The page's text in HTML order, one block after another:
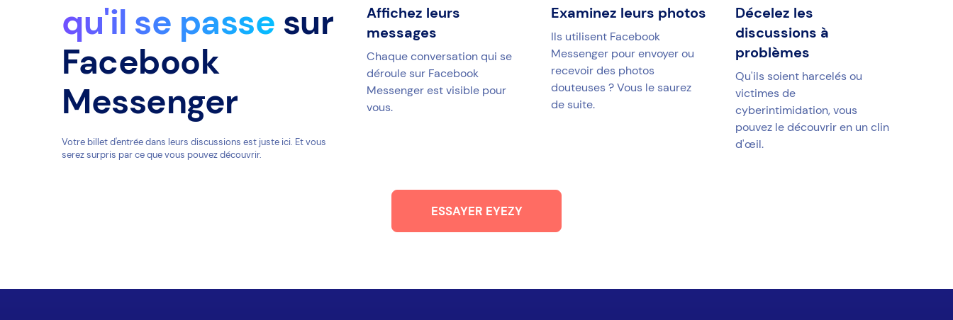
qu'il se passe sur
Facebook
Messenger
Votre billet d'entrée dans leurs discussions est juste ici. Et vous
serez surpris par ce que vous pouvez découvrir.
Affichez leurs
messages
Chaque conversation qui se
déroule sur Facebook
Messenger est visible pour
vous.
Examinez leurs photos
Ils utilisent Facebook
Messenger pour envoyer ou
recevoir des photos
douteuses ? Vous le saurez
de suite.
Décelez les
discussions à
problèmes
Qu'ils soient harcelés ou
victimes de
cyberintimidation, vous
pouvez le découvrir en un clin
d'œil.
ESSAYER EYEZY